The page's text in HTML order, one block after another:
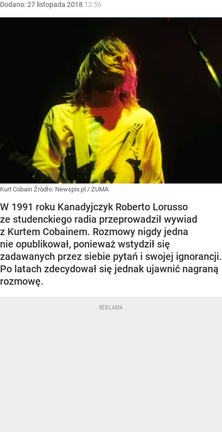
Dodano:27 listopada 2018 12:56
Kurt Cobain Źródło: Newspix.pl / ZUMA
W 1991 roku Kanadyjczyk Roberto Lorusso
ze studenckiego radia przeprowadził wywiad
z Kurtem Cobainem. Rozmowy nigdy jedna
nie opublikował, ponieważ wstydził się
zadawanych przez siebie pytań i swojej ignorancji.
Po latach zdecydował się jednak ujawnić nagraną
rozmowę.